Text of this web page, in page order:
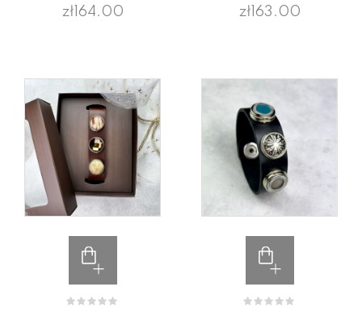
zł164.00
zł163.00